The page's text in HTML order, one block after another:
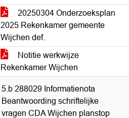
20250304 Onderzoeksplan
2025 Rekenkamer gemeente
Wijchen def.
Notitie werkwijze
Rekenkamer Wijchen
5.b 288029 Informatienota
Beantwoording schriftelijke
vragen CDA Wijchen planstop